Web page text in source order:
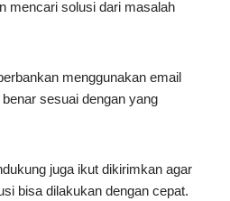
mencari solusi dari masalah
menggunakan email
sesuai dengan yang
juga ikut dikirimkan agar
bisa dilakukan dengan cepat.